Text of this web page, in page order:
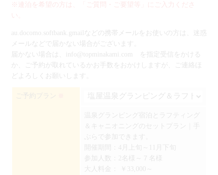
※連泊を希望の方は、「ご質問・ご要望等」にご入力くださ
い。
au.docomo.softbank.gmailなどの携帯メールをお使いの方は、迷惑
メールなどで届かない場合がございます。
届かない場合は、info@topminakami.com を指定受信をかける
か、ご予約が取れているかお手数をおかけしますが、ご連絡ほ
どよろしくお願いします。
ご予約プラン
温泉グランピング宿泊とラフティング
＆キャニオニングのセットプラン｜手
ぶらで参加できます。
開催期間：4月上旬～11月下旬
参加人数：2名様～７名様
大人料金：